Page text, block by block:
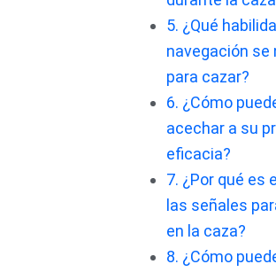
5. ¿Qué
navegación se
para cazar?
6. ¿Cómo
acechar a su
eficacia?
7. ¿Por qué es
las señales
en la caza?
8. ¿Cómo